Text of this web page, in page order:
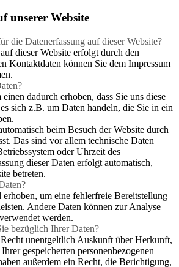
unserer Website
die Datenerfassung auf dieser Website?
dieser Website erfolgt durch den
Kontaktdaten können Sie dem Impressum
dadurch erhoben, dass Sie uns diese
sich z.B. um Daten handeln, die Sie in ein
beim Besuch der Website durch
Das sind vor allem technische Daten
oder Uhrzeit des
dieser Daten erfolgt automatisch,
betreten.
um eine fehlerfreie Bereitstellung
Andere Daten können zur Analyse
werden.
bezüglich Ihrer Daten?
Recht unentgeltlich Auskunft über Herkunft,
gespeicherten personenbezogenen
außerdem ein Recht, die Berichtigung,